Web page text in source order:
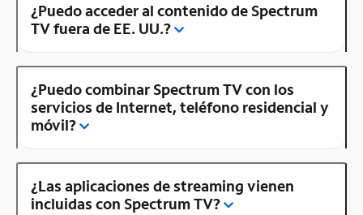
¿Puedo acceder al contenido de Spectrum
TV fuera de EE. UU.?
¿Puedo combinar Spectrum TV con los
servicios de Internet, teléfono residencial y
móvil?
¿Las aplicaciones de streaming vienen
incluidas con Spectrum TV?